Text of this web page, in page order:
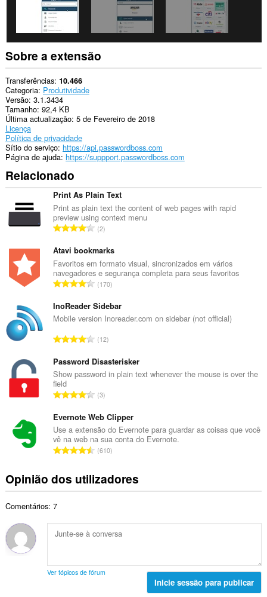
separadores
e
à
sua
actividade
de
navegação.
Sobre a extensão
Transferências 10.466
Categoria Produtividade
Versão 3.1.3434
Tamanho 92,4 KB
Última actualização 5 de Fevereiro de 2018
Licença
Política de privacidade
Sítio do serviço https://api.passwordboss.com
Página de ajuda https://suppport.passwordboss.com
Relacionado
Print As Plain Text
Print as plain text the content of web pages with rapid
preview using context menu
N
m
e
r
o
o
t
a
d
e
v
l
i
a
ç
e
s
2
Atavi bookmarks
Favoritos em formato visual, sincronizados em vários
navegadores e segurança completa para seus favoritos
N
m
e
o
o
t
a
d
e
a
v
l
i
õ
e
170
InoReader Sidebar
Mobile version Inoreader.com on sidebar (not official)
N
m
e
o
o
t
a
e
a
l
i
ç
õ
12
Password Disasterisker
Show password in plain text whenever the mouse is over the
field
N
m
e
r
o
o
t
d
e
a
3
Evernote Web Clipper
Use a extensão do Evernote para guardar as coisas que você
vê na web na sua conta do Evernote.
N
m
e
t
o
l
610
Opinião dos utilizadores
Comentários: 7
Ver tópicos de fórum
Inicie sessão para publicar